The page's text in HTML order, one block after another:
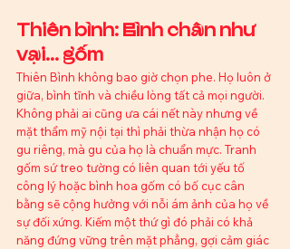
Thiên bình: Bình chân như
vại... gốm
Thiên Bình không bao giờ chọn phe. Họ luôn ở
giữa, bình tĩnh và chiều lòng tất cả mọi người.
Không phải ai cũng ưa cái nết này nhưng về
mặt thẩm mỹ nội tại thì phải thừa nhận họ có
gu riêng, mà gu của họ là chuẩn mực. Tranh
gốm sứ treo tường có liên quan tới yếu tố
công lý hoặc bình hoa gốm có bố cục cân
bằng sẽ cộng hưởng với nỗi ám ảnh của họ về
sự đối xứng. Kiếm một thứ gì đó phải có khả
năng đứng vững trên mặt phẳng, gợi cảm giác